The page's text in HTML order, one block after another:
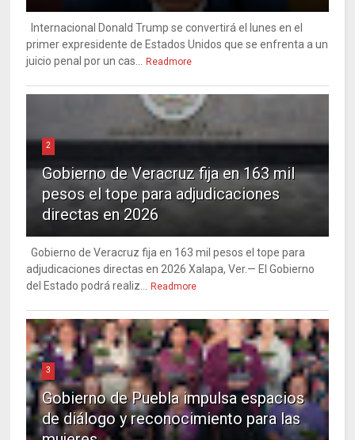
Internacional Donald Trump se convertirá el lunes en el
primer expresidente de Estados Unidos que se enfrenta a un
juicio penal por un cas...
Readmore
2
Gobierno de Veracruz fija en 163 mil
pesos el tope para adjudicaciones
directas en 2026
Gobierno de Veracruz fija en 163 mil pesos el tope para
adjudicaciones directas en 2026 Xalapa, Ver.— El Gobierno
del Estado podrá realiz...
Readmore
3
Gobierno de Puebla impulsa espacios
de diálogo y reconocimiento para las